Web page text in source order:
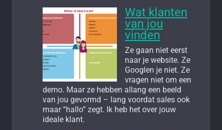
Wat klanten
van jou
vinden
Ze gaan niet eerst
naar je website. Ze
Googlen je niet. Ze
vragen niet om een
demo. Maar ze hebben allang een beeld
van jou gevormd – lang voordat sales ook
maar “hallo” zegt. Ik heb het over jouw
ideale klant.